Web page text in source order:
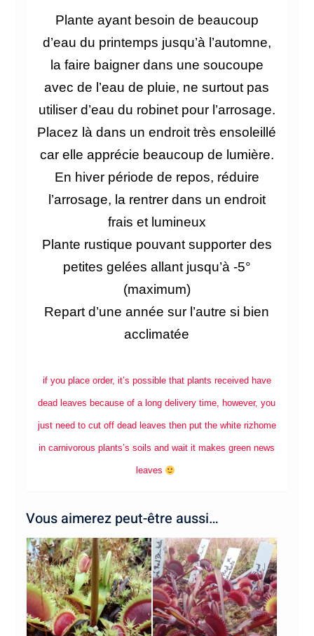
Plante ayant besoin de beaucoup
d’eau du printemps jusqu’à l’automne,
la faire baigner dans une soucoupe
avec de l’eau de pluie, ne surtout pas
utiliser d’eau du robinet pour l’arrosage.
Placez là dans un endroit très ensoleillé
car elle apprécie beaucoup de lumière.
En hiver période de repos, réduire
l’arrosage, la rentrer dans un endroit
frais et lumineux
Plante rustique pouvant supporter des
petites gelées allant jusqu’à -5°
(maximum)
Repart d’une année sur l’autre si bien
acclimatée
if you place order, it’s possible that plants received have
dead leaves because of a long delivery time, however, you
just need to cut off dead leaves then put the white rizhome
in carnivorous plants’s soils and wait it makes green news
leaves
Vous aimerez peut-être aussi…